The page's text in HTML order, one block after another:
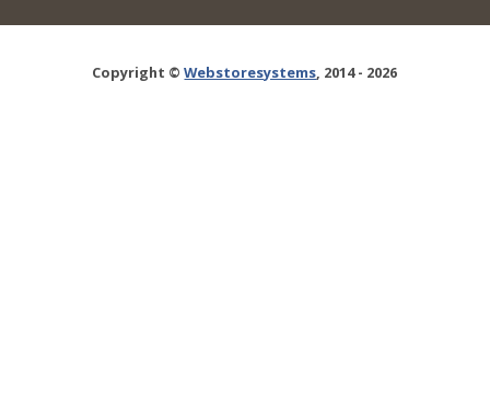
Copyright ©Webstoresystems, 2014 - 2026